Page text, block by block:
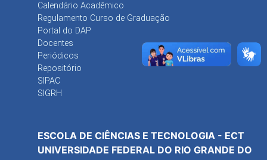
Calendário Acadêmico
Regulamento Curso de Graduação
Portal do DAP
Docentes
Periódicos
Repositório
SIPAC
SIGRH
ESCOLA DE CIÊNCIAS E TECNOLOGIA - ECT
UNIVERSIDADE FEDERAL DO RIO GRANDE DO